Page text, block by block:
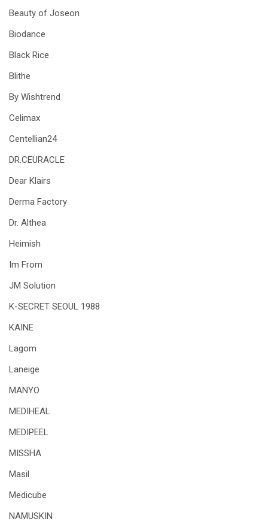
Beauty of Joseon
Biodance
Black Rice
Blithe
By Wishtrend
Celimax
Centellian24
DR.CEURACLE
Dear Klairs
Derma Factory
Dr. Althea
Heimish
Im From
JM Solution
K-SECRET SEOUL 1988
KAINE
Lagom
Laneige
MANYO
MEDIHEAL
MEDIPEEL
MISSHA
Masil
Medicube
NAMUSKIN